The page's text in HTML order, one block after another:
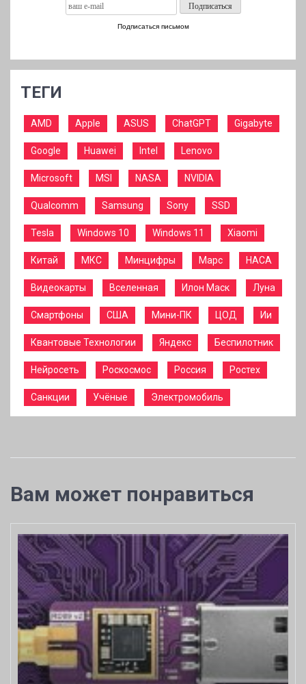
Подписаться письмом
ТЕГИ
AMD Apple ASUS ChatGPT Gigabyte
Google Huawei Intel Lenovo
Microsoft MSI NASA NVIDIA
Qualcomm Samsung Sony SSD
Tesla Windows 10 Windows 11 Xiaomi
Китай МКС Минцифры Марс НАСА
Видеокарты Вселенная Илон Маск Луна
Смартфоны США Мини-ПК ЦОД Ии
Квантовые Технологии Яндекс Беспилотник
Нейросеть Роскосмос Россия Ростех
Санкции Учёные Электромобиль
Вам может понравиться